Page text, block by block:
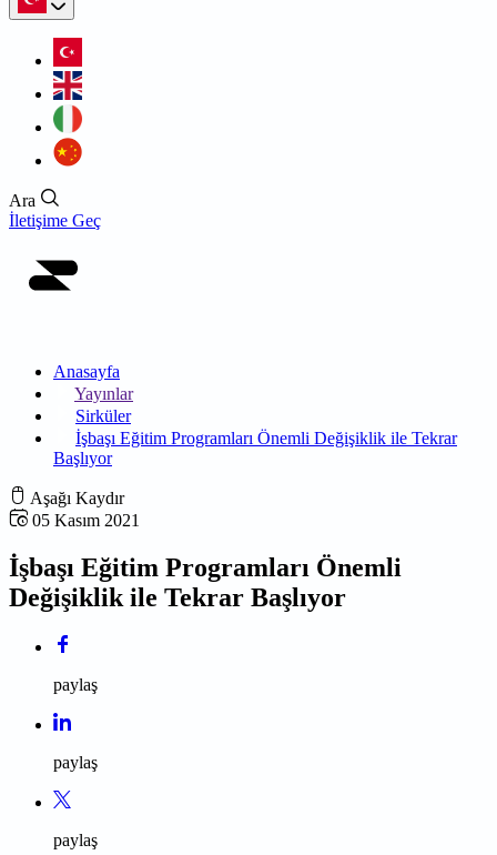
Ara
İletişime Geç
Anasayfa
Yayınlar
Sirküler
İşbaşı Eğitim Programları Önemli Değişiklik ile Tekrar
Başlıyor
Aşağı Kaydır
05 Kasım 2021
İşbaşı Eğitim Programları Önemli
Değişiklik ile Tekrar Başlıyor
paylaş
paylaş
paylaş